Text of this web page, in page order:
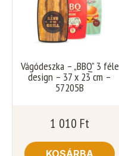
Vágódeszka – „BBQ” 3 féle
design – 37 x 23 cm –
57205B
1 010 Ft
KOSÁRBA